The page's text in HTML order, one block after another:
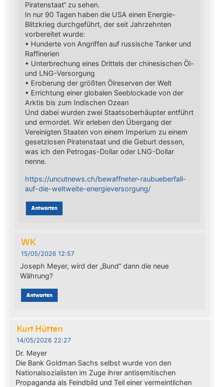
Piratenstaat“ zu sehen.
In nur 90 Tagen haben die USA einen Energie-
Blitzkrieg durchgeführt, der seit Jahrzehnten
vorbereitet wurde:
• Hunderte von Angriffen auf russische Tanker und
Raffinerien
• Unterbrechung eines Drittels der chinesischen Öl-
und LNG-Versorgung
• Eroberung der größten Ölreserven der Welt
• Errichtung einer globalen Seeblockade von der
Arktis bis zum Indischen Ozean
Und dabei wurden zwei Staatsoberhäupter entführt
und ermordet. Wir erleben den Übergang der
Vereinigten Staaten von einem Imperium zu einem
gesetzlosen Piratenstaat und die Geburt dessen,
was ich den Petrogas-Dollar oder LNG-Dollar
nenne.
https://uncutnews.ch/bewaffneter-raubueberfall-
auf-die-weltweite-energieversorgung/
Antworten
WK
15/05/2026 12:57
Joseph Meyer, wird der „Bund“ dann die neue
Währung?
Antworten
Kurt Hütten
14/05/2026 22:27
Dr. Meyer
Die Bank Goldman Sachs selbst wurde von den
Nationalsozialisten im Zuge ihrer antisemitischen
Propaganda als Feindbild und Teil einer vermeintlichen